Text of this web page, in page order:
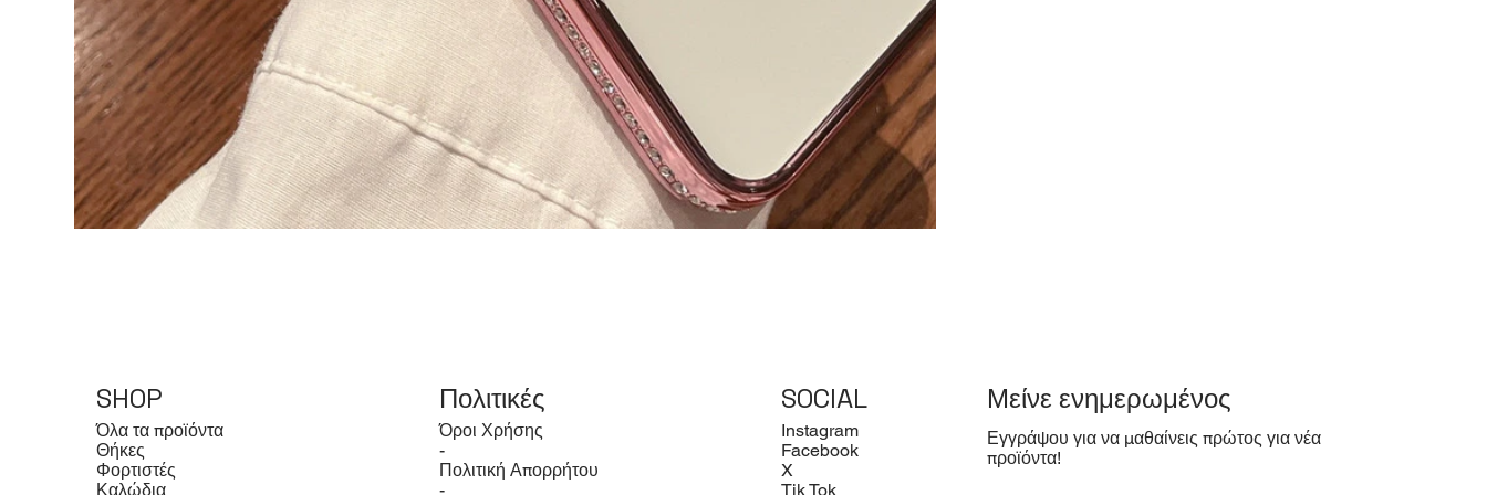
SHOP
Όλα τα προϊόντα
Θήκες
Φορτιστές
Καλώδια
Πολιτικές
Όροι Χρήσης
-
Πολιτική Απορρήτου
-
SOCIAL
Instagram
Facebook
X
Tik Tok
​Μείνε ενημερωμένος
Εγγράψου για να μαθαίνεις πρώτος για νέα
προϊόντα!